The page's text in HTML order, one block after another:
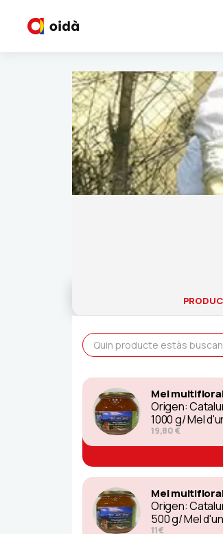
Mel
Origen:
1000 g/ Mel
19,80 €
Mel
Origen:
500 g/ Mel
11 €